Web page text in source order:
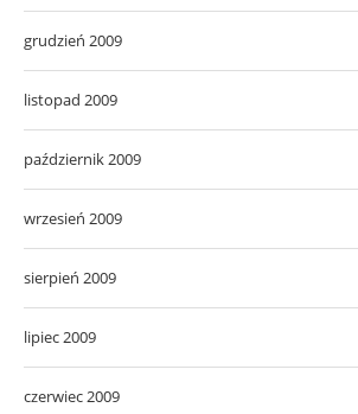
grudzień 2009
listopad 2009
październik 2009
wrzesień 2009
sierpień 2009
lipiec 2009
czerwiec 2009